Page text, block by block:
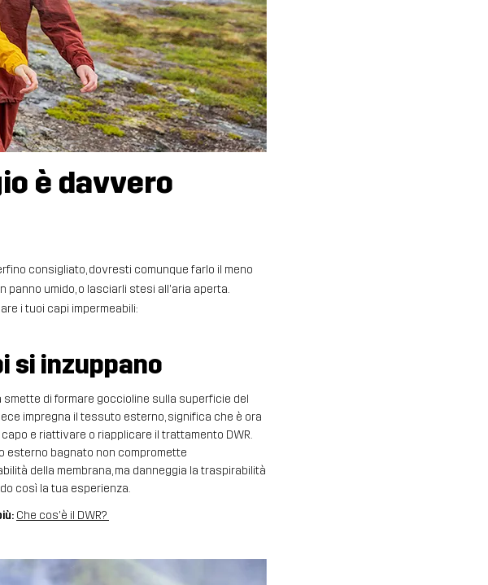
è davvero
consigliato, dovresti comunque farlo il meno
umido, o lasciarli stesi all'aria aperta.
i tuoi capi impermeabili:
si inzuppano
smette di formare goccioline sulla superficie del
impregna il tessuto esterno, significa che è ora
e riattivare o riapplicare il trattamento DWR.
esterno bagnato non compromette
della membrana, ma danneggia la traspirabilità,
così la tua esperienza.
Che cos'è il DWR?